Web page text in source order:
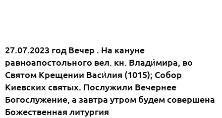
27.07.2023 год Вечер . На кануне
равноапостольного вел. кн. Влади́мира, во
Святом Крещении Васи́лия (1015); Собор
Киевских святых. Послужили Вечернее
Богослужение, а завтра утром будем совершена
Божественная литургия